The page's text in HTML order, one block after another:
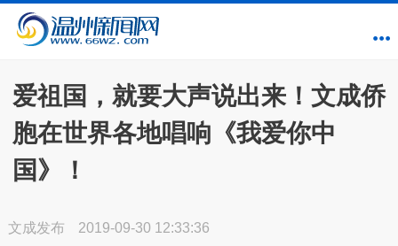
爱祖国，就要大声说出来！文成侨
胞在世界各地唱响《我爱你中
国》！
文成发布 2019-09-30 12:33:36